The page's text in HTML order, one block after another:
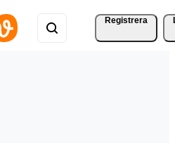
Registrera